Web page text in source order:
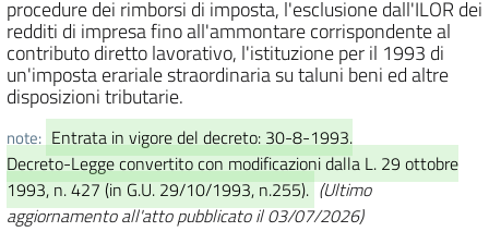
procedure dei rimborsi di imposta, l'esclusione dall'ILOR dei
redditi di impresa fino all'ammontare corrispondente al
contributo diretto lavorativo, l'istituzione per il 1993 di
un'imposta erariale straordinaria su taluni beni ed altre
disposizioni tributarie.
note: Entrata in vigore del decreto: 30-8-1993.
Decreto-Legge convertito con modificazioni dalla L. 29 ottobre
1993, n. 427 (in G.U. 29/10/1993, n.255). (Ultimo
aggiornamento all'atto pubblicato il 03/07/2026)